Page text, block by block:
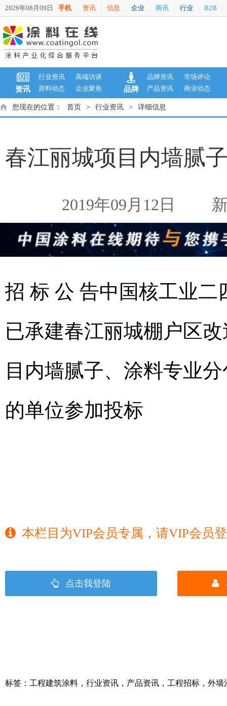
2026年08月09日 手机 资讯 信息 企业 商讯 行业 B2B
资讯
行业资讯
高端访谈
原料动态
企业聚焦 品牌
品牌资讯
市场评论
产品资讯
商业动态
您现在的位置： 首页 > 行业资讯 > 详细信息
春江丽城项目内墙腻
2019年09月12日 新
招 标 公 告中国核工业二
已承建春江丽城棚户区
目内墙腻子、涂料专业
的单位参加投标
本栏目为VIP会员专属，请VIP会员
点击我登陆
标签： 工程建筑涂料 ， 行业资讯 ， 产品资讯 ， 工程招标 ， 外墙